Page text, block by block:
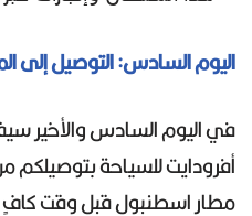
اليوم السادس: التوصيل إلى
في اليوم السادس والأخير
أفرودايت للسياحة بتوصيلكم
مطار اسطنبول قبل وقت كافٍ